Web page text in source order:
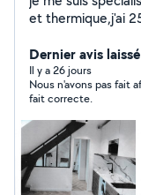
et thermique,j'ai
bain,peinture et faux
d'intérieur et
une garantie
Dernier avis
Il y a 26 jours
Nous n'avons pas fait
fait correcte.